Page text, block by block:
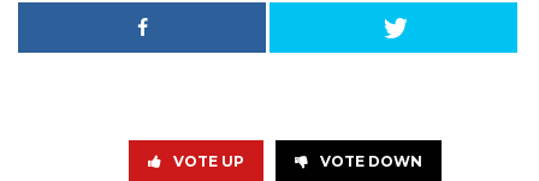
VOTE UP VOTE DOWN